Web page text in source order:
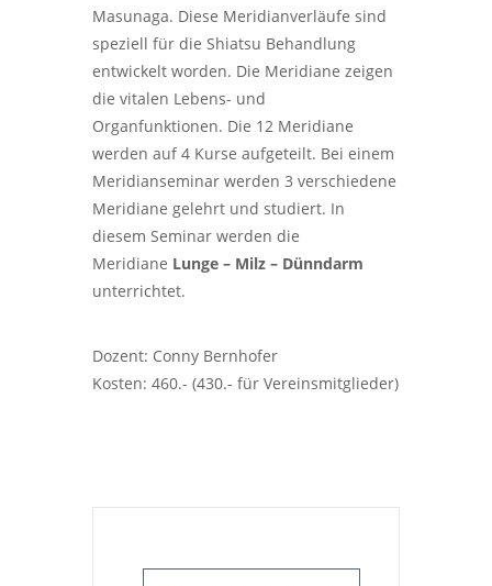
Masunaga. Diese Meridianverläufe sind
speziell für die Shiatsu Behandlung
entwickelt worden. Die Meridiane zeigen
die vitalen Lebens- und
Organfunktionen. Die 12 Meridiane
werden auf 4 Kurse aufgeteilt. Bei einem
Meridianseminar werden 3 verschiedene
Meridiane gelehrt und studiert. In
diesem Seminar werden die
Meridiane Lunge – Milz – Dünndarm
unterrichtet.
Dozent: Conny Bernhofer
Kosten: 460.- (430.- für Vereinsmitglieder)